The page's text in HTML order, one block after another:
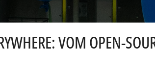
VOM OPEN-